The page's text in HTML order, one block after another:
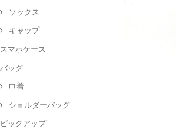
ソックス
キャップ
スマホケース
バッグ
巾着
ショルダーバッグ
ピックアップ